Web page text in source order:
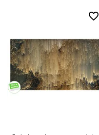
favorite_border